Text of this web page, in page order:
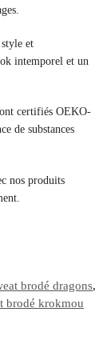
et
intemporel et un
certifiés OEKO-
de substances
nos produits
brodé dragons,
brodé krokmou